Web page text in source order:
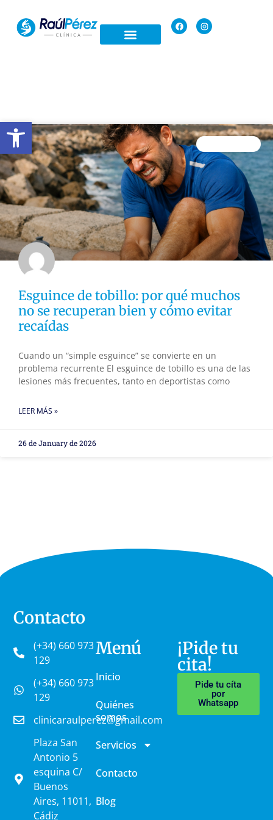
Open toolbar
Esguince de tobillo: por qué muchos
no se recuperan bien y cómo evitar
recaídas
Cuando un “simple esguince” se convierte en un
problema recurrente El esguince de tobillo es una de las
lesiones más frecuentes, tanto en deportistas como
LEER MÁS »
26 de January de 2026
Contacto
(+34) 660 973
129
(+34) 660 973
129
clinicaraulperez@gmail.com
Plaza San
Antonio 5
esquina C/
Buenos
Aires, 11011,
Cádiz
Menú
Inicio
Quiénes
somos
Servicios
Contacto
Blog
¡Pide tu
cita!
Pide tu cíta
por
Whatsapp